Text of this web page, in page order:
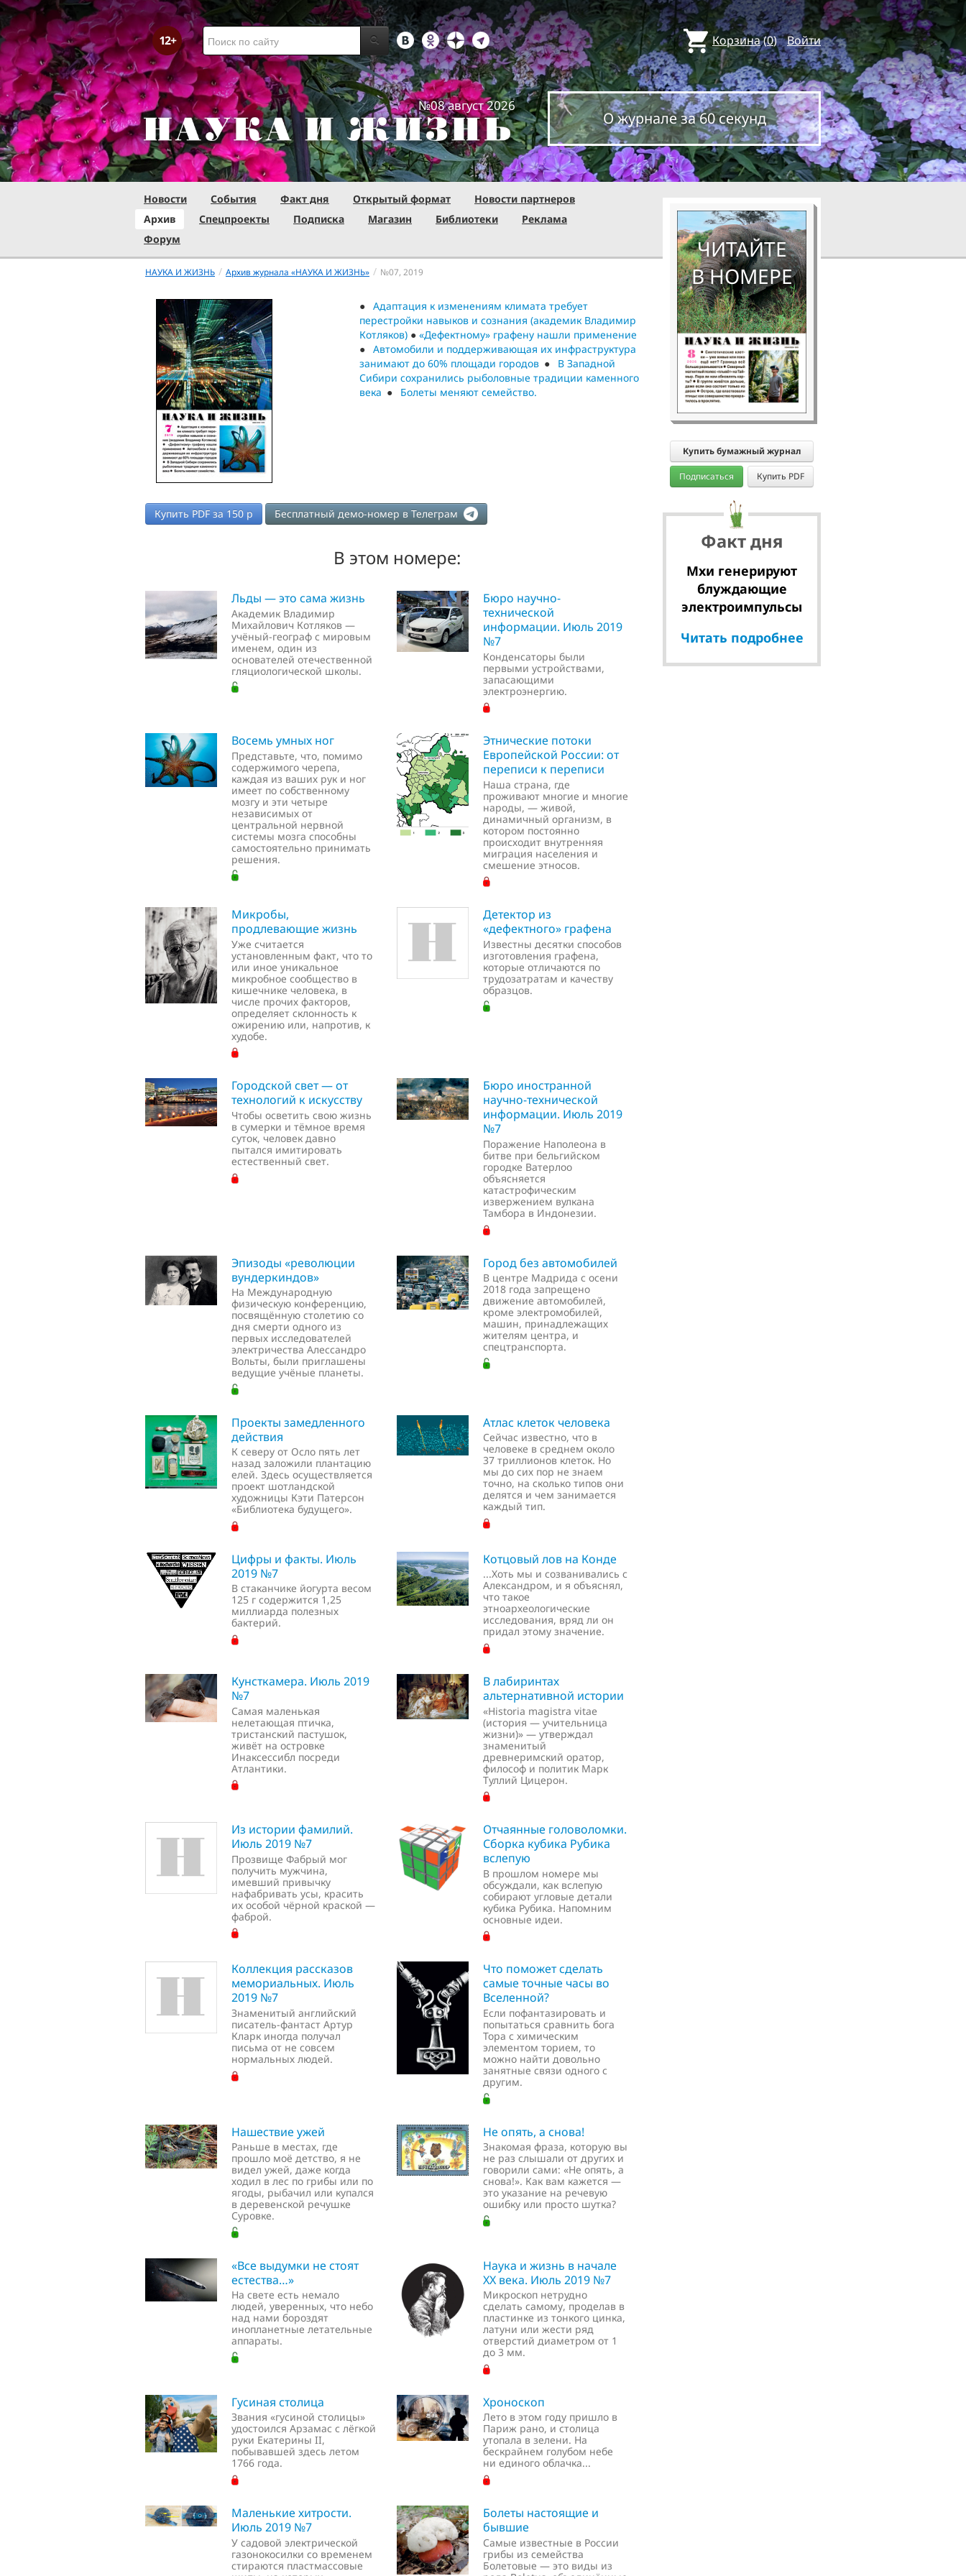
Корзина(0) Войти
№08 август 2026
О журнале за 60 секунд
Новости События Факт дня Открытый формат
Новости партнеров
Архив
Спецпроекты Подписка Магазин Библиотеки
Реклама
Форум
НАУКА И ЖИЗНЬ / Архив журнала «НАУКА И ЖИЗНЬ» / №07, 2019
Адаптация к изменениям климата требует
перестройки навыков и сознания (академик Владимир
Котляков)● «Дефектному» графену нашли применение
Автомобили и поддерживающая их инфраструктура
занимают до 60% площади городов
В Западной
Сибири сохранились рыболовные традиции каменного
века
Болеты меняют семейство.
Купить PDF за 150 р Бесплатный демо-номер в Телеграм
В этом номере:
Льды — это сама жизнь
Академик Владимир
Михайлович Котляков —
учёный-географ с мировым
именем, один из
основателей отечественной
гляциологической школы.
Бюро научно-
технической
информации. Июль 2019
№7
Конденсаторы были
первыми устройствами,
запасающими
электроэнергию.
Восемь умных ног
Представьте, что, помимо
содержимого черепа,
каждая из ваших рук и ног
имеет по собственному
мозгу и эти четыре
независимых от
центральной нервной
системы мозга способны
самостоятельно принимать
решения.
Этнические потоки
Европейской России: от
переписи к переписи
Наша страна, где
проживают многие и многие
народы, — живой,
динамичный организм, в
котором постоянно
происходит внутренняя
миграция населения и
смешение этносов.
Микробы,
продлевающие жизнь
Уже считается
установленным факт, что то
или иное уникальное
микробное сообщество в
кишечнике человека, в
числе прочих факторов,
определяет склонность к
ожирению или, напротив, к
худобе.
Детектор из
«дефектного» графена
Известны десятки способов
изготовления графена,
которые отличаются по
трудозатратам и качеству
образцов.
Городской свет — от
технологий к искусству
Чтобы осветить свою жизнь
в сумерки и тёмное время
суток, человек давно
пытался имитировать
естественный свет.
Бюро иностранной
научно-технической
информации. Июль 2019
№7
Поражение Наполеона в
битве при бельгийском
городке Ватерлоо
объясняется
катастрофическим
извержением вулкана
Тамбора в Индонезии.
Эпизоды «революции
вундеркиндов»
На Международную
физическую конференцию,
посвящённую столетию со
дня смерти одного из
первых исследователей
электричества Алессандро
Вольты, были приглашены
ведущие учёные планеты.
Город без автомобилей
В центре Мадрида с осени
2018 года запрещено
движение автомобилей,
кроме электромобилей,
машин, принадлежащих
жителям центра, и
спецтранспорта.
Проекты замедленного
действия
К северу от Осло пять лет
назад заложили плантацию
елей. Здесь осуществляется
проект шотландской
художницы Кэти Патерсон
«Библиотека будущего».
Атлас клеток человека
Сейчас известно, что в
человеке в среднем около
37 триллионов клеток. Но
мы до сих пор не знаем
точно, на сколько типов они
делятся и чем занимается
каждый тип.
Цифры и факты. Июль
2019 №7
В стаканчике йогурта весом
125 г содержится 1,25
миллиарда полезных
бактерий.
Котцовый лов на Конде
...Хоть мы и созванивались с
Александром, и я объяснял,
что такое
этноархеологические
исследования, вряд ли он
придал этому значение.
Кунсткамера. Июль 2019
№7
Самая маленькая
нелетающая птичка,
тристанский пастушок,
живёт на островке
Инаксессибл посреди
Атлантики.
В лабиринтах
альтернативной истории
«Historia magistra vitae
(история — учительница
жизни)» — утверждал
знаменитый
древнеримский оратор,
философ и политик Марк
Туллий Цицерон.
Из истории фамилий.
Июль 2019 №7
Прозвище Фабрый мог
получить мужчина,
имевший привычку
нафабривать усы, красить
их особой чёрной краской —
фаброй.
Отчаянные головоломки.
Сборка кубика Рубика
вслепую
В прошлом номере мы
обсуждали, как вслепую
собирают угловые детали
кубика Рубика. Напомним
основные идеи.
Коллекция рассказов
мемориальных. Июль
2019 №7
Знаменитый английский
писатель-фантаст Артур
Кларк иногда получал
письма от не совсем
нормальных людей.
Что поможет сделать
самые точные часы во
Вселенной?
Если пофантазировать и
попытаться сравнить бога
Тора с химическим
элементом торием, то
можно найти довольно
занятные связи одного с
другим.
Нашествие ужей
Раньше в местах, где
прошло моё детство, я не
видел ужей, даже когда
ходил в лес по грибы или по
ягоды, рыбачил или купался
в деревенской речушке
Суровке.
Не опять, а снова!
Знакомая фраза, которую вы
не раз слышали от других и
говорили сами: «Не опять, а
снова!». Как вам кажется —
это указание на речевую
ошибку или просто шутка?
«Все выдумки не стоят
естества…»
На свете есть немало
людей, уверенных, что небо
над нами бороздят
инопланетные летательные
аппараты.
Наука и жизнь в начале
XX века. Июль 2019 №7
Микроскоп нетрудно
сделать самому, проделав в
пластинке из тонкого цинка,
латуни или жести ряд
отверстий диаметром от 1
до 3 мм.
Гусиная столица
Звания «гусиной столицы»
удостоился Арзамас с лёгкой
руки Екатерины II,
побывавшей здесь летом
1766 года.
Хроноскоп
Лето в этом году пришло в
Париж рано, и столица
утопала в зелени. На
бескрайнем голубом небе
ни единого облачка...
Маленькие хитрости.
Июль 2019 №7
У садовой электрической
газонокосилки со временем
стираются пластмассовые
Болеты настоящие и
бывшие
Самые известные в России
грибы из семейства
Болетовые — это виды из
ЧИТАЙТЕ
В НОМЕРЕ
Купить бумажный журнал
Подписаться Купить PDF
Факт дня
Мхи генерируют
блуждающие
электроимпульсы
Читать подробнее